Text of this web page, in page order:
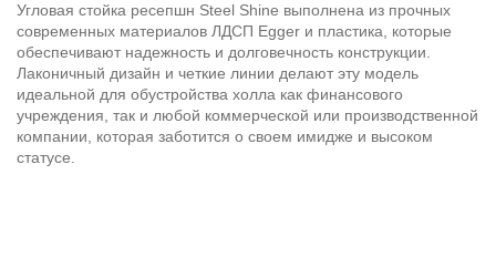
Угловая стойка ресепшн Steel Shine выполнена из прочных
современных материалов ЛДСП Egger и пластика, которые
обеспечивают надежность и долговечность конструкции.
Лаконичный дизайн и четкие линии делают эту модель
идеальной для обустройства холла как финансового
учреждения, так и любой коммерческой или производственной
компании, которая заботится о своем имидже и высоком
статусе.